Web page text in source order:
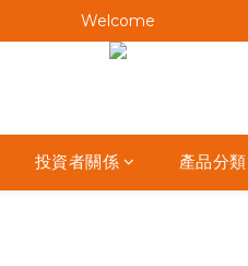
Welcome
Welcome
Welcome
投資者關係 產品分類